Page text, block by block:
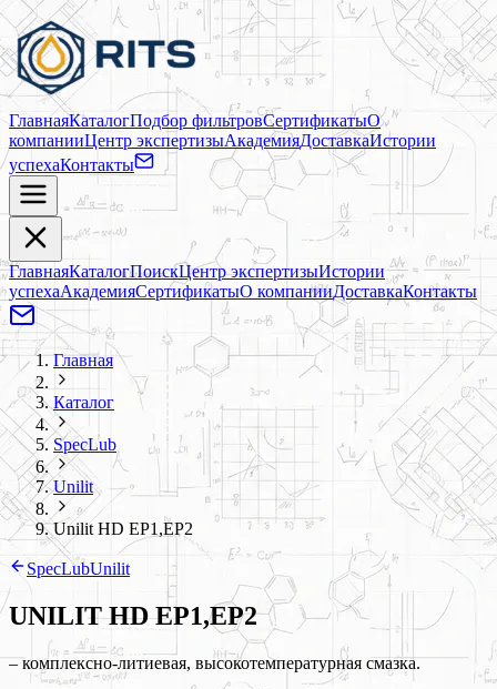
ГлавнаяКаталогПодбор фильтровСертификатыО
компанииЦентр экспертизыАкадемияДоставкаИстории
успехаКонтакты
ГлавнаяКаталогПоискЦентр экспертизыИстории
успехаАкадемияСертификатыО компанииДоставкаКонтакты
Главная
Каталог
SpecLub
Unilit
Unilit HD EP1,EP2
SpecLubUnilit
UNILIT HD EP1,EP2
– комплексно-литиевая, высокотемпературная смазка.